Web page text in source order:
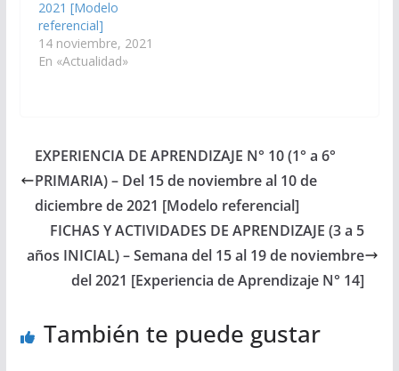
2021 [Modelo
referencial]
14 noviembre, 2021
En «Actualidad»
EXPERIENCIA DE APRENDIZAJE N° 10 (1° a 6°
PRIMARIA) – Del 15 de noviembre al 10 de
diciembre de 2021 [Modelo referencial]
FICHAS Y ACTIVIDADES DE APRENDIZAJE (3 a 5
años INICIAL) – Semana del 15 al 19 de noviembre
del 2021 [Experiencia de Aprendizaje N° 14]
También te puede gustar